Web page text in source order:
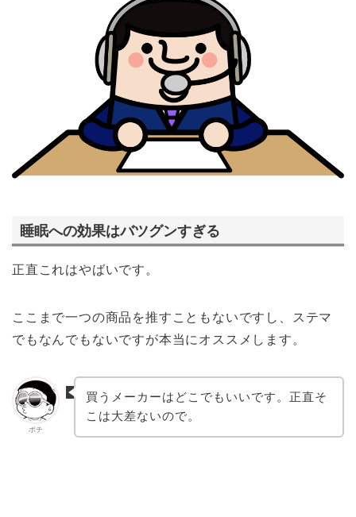
睡眠への効果はバツグンすぎる
正直これはやばいです。
ここまで一つの商品を推すこともないですし、ステマ
でもなんでもないですが本当にオススメします。
ポチ
買うメーカーはどこでもいいです。正直そ
こは大差ないので。